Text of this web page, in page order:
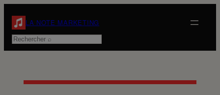
contenu
LA NOTE MARKETING
Rechercher